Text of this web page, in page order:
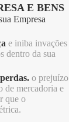
E BENS
Empresa
e iniba invações
dentro da sua
o prejuízo
de mercadoria e
que o